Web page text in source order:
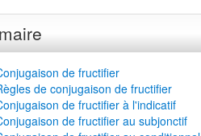
de fructifier
de conjugaison de fructifier
de fructifier à l'indicatif
de fructifier au subjonctif